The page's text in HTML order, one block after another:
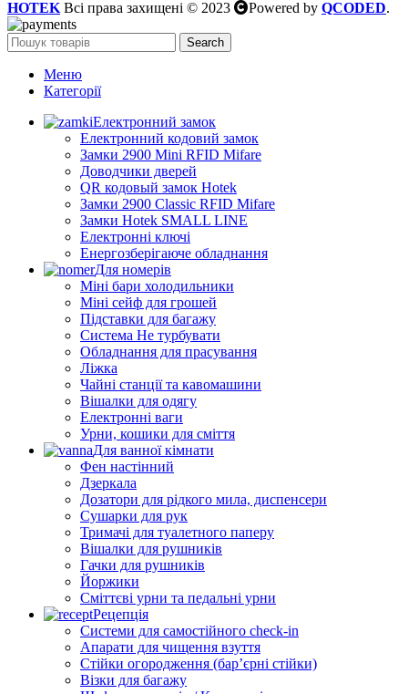
HOTEK Всі права захищені © 2023 Powered by QCODED.
Search
Меню
Категорії
Електронний замок
Електронний кодовий замок
Замки 2900 Mini RFID Mifare
Доводчики дверей
QR кодовый замок Hotek
Замки 2900 Classic RFID Mifare
Замки Hotek SMALL LINE
Електронні ключі
Енергозберігаюче обладнання
Для номерів
Міні бари холодильники
Міні сейф для грошей
Підставки для багажу
Система Не турбувати
Обладнання для прасування
Ліжка
Чайні станції та кавомашини
Вішалки для одягу
Електронні ваги
Урни, кошики для сміття
Для ванної кімнати
Фен настінний
Дзеркала
Дозатори для рідкого мила, диспенсери
Сушарки для рук
Тримачі для туалетного паперу
Вішалки для рушників
Гачки для рушників
Йоржики
Сміттєві урни та педальні урни
Рецепція
Системи для самостійного check-in
Апарати для чищення взуття
Стійки огородження (бар’єрні стійки)
Візки для багажу